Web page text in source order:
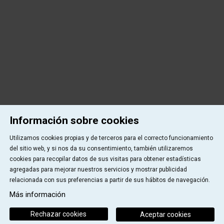
Información sobre cookies
Utilizamos cookies propias y de terceros para el correcto funcionamiento
del sitio web, y si nos da su consentimiento, también utilizaremos
cookies para recopilar datos de sus visitas para obtener estadísticas
agregadas para mejorar nuestros servicios y mostrar publicidad
relacionada con sus preferencias a partir de sus hábitos de navegación.
Más información
Aceptar cookies
Rechazar cookies